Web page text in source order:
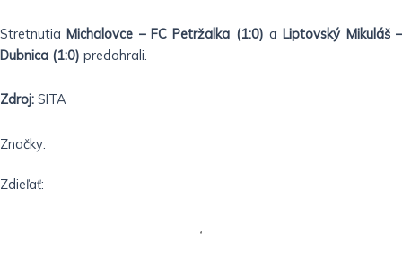
StretnutiaMichalovce – FC Petržalka (1:0) aLiptovský Mikuláš –
Dubnica (1:0) predohrali.
Zdroj: SITA
Značky:
Zdieľať: